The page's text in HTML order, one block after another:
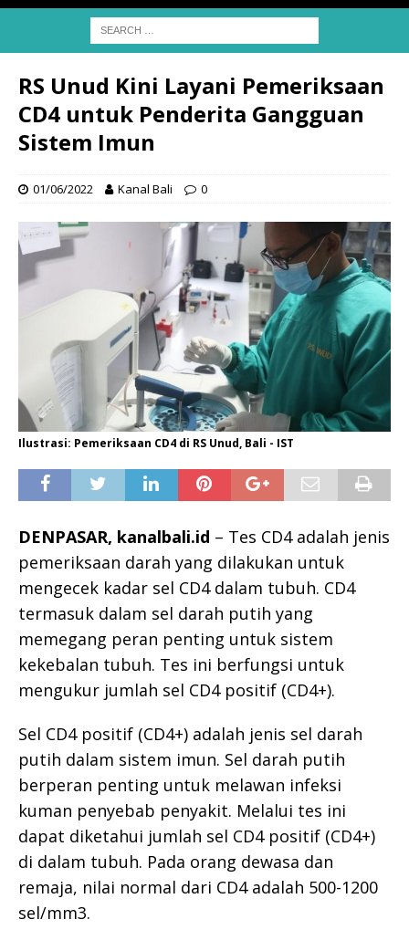
RS Unud Kini Layani Pemeriksaan
CD4 untuk Penderita Gangguan
Sistem Imun
01/06/2022 Kanal Bali 0
Ilustrasi: Pemeriksaan CD4 di RS Unud, Bali - IST
DENPASAR, kanalbali.id – Tes CD4 adalah jenis
pemeriksaan darah yang dilakukan untuk
mengecek kadar sel CD4 dalam tubuh. CD4
termasuk dalam sel darah putih yang
memegang peran penting untuk sistem
kekebalan tubuh. Tes ini berfungsi untuk
mengukur jumlah sel CD4 positif (CD4+).
Sel CD4 positif (CD4+) adalah jenis sel darah
putih dalam sistem imun. Sel darah putih
berperan penting untuk melawan infeksi
kuman penyebab penyakit. Melalui tes ini
dapat diketahui jumlah sel CD4 positif (CD4+)
di dalam tubuh. Pada orang dewasa dan
remaja, nilai normal dari CD4 adalah 500-1200
sel/mm3.